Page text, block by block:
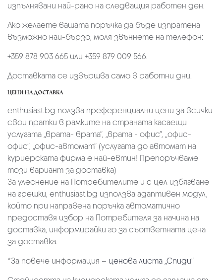
изпълнявани най-рано на следващия работен ден.
Ако желаете вашата поръчка да бъде изпратена
възможно най-бързо, моля звъннете на телефон:
+359 878 903 665 или +359 879 009 566.
Доставката се извършва само в работни дни.
ЦЕНИ НА ДОСТАВКА
enthusiast.bg ползва преференциални цени за всички
свои пратки в рамките на страната касаещи
услугата „врата- врата“, „врата - офис“, „oфис-
офис“, „офис-автомат“ (услугата до автомат на
куриерската фирма е най-евтин! Препоръчваме
този вариант за доставка)
За улеснение на Потребителите и с цел избягване
на грешки, enthusiast.bg използва адаптивен модул,
който при направена поръчка автоматично
предоставя избор на Потребителя за начина на
доставка, информирайки го за съответната цена
за доставка.
*За повече информация – ценова листа „Спиди“